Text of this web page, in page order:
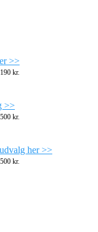
>>
kr.
>>
kr.
her >>
kr.